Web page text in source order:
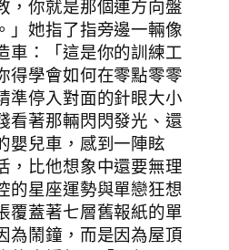
，你就是那個連方向盤
」她指了指旁邊一輛像
車：「這是你的訓練工
得學會如何在零點零零
準停入對面的針眼大小
看著那輛閃閃發光、還
嬰兒車，感到一陣眩
，比他想象中還要無理
的星座運勢與單戀狂想
覆蓋著七層舊報紙的單
為鬧鐘，而是因為屋頂